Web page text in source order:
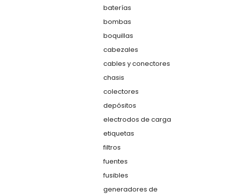
baterías
bombas
boquillas
cabezales
cables y conectores
chasis
colectores
depósitos
electrodos de carga
etiquetas
filtros
fuentes
fusibles
generadores de